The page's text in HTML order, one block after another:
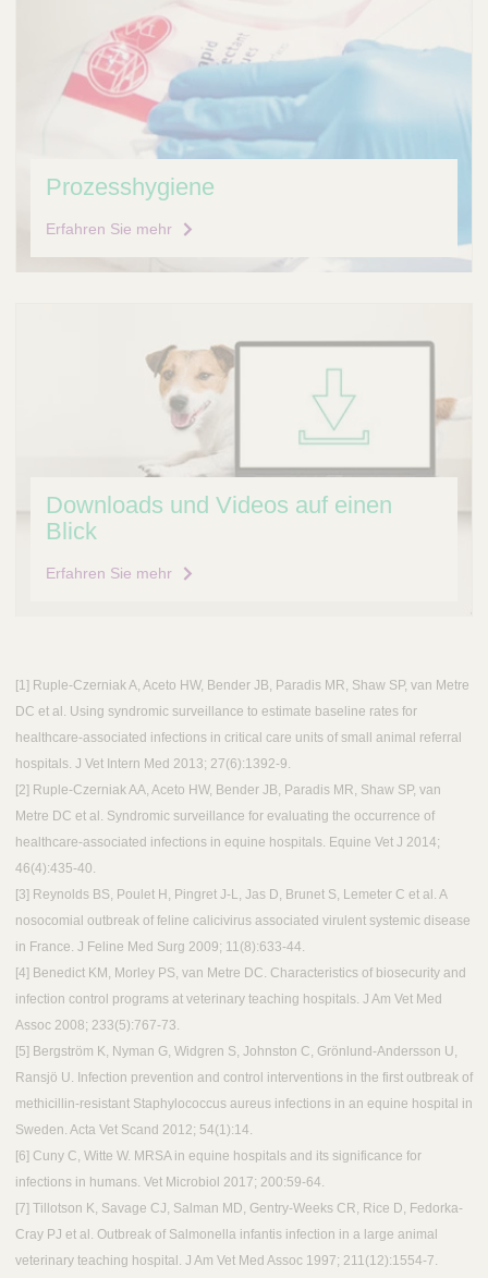
Prozesshygiene
Erfahren Sie mehr
Downloads und Videos auf einen
Blick
Erfahren Sie mehr
​[1] Ruple-Czerniak A, Aceto HW, Bender JB, Paradis MR, Shaw SP, van Metre
DC et al. Using syndromic surveillance to estimate baseline rates for
healthcare-associated infections in critical care units of small animal referral
hospitals. J Vet Intern Med 2013; 27(6):1392-9.
[​2] Ruple-Czerniak AA, Aceto HW, Bender JB, Paradis MR, Shaw SP, van
Metre DC et al. Syndromic surveillance for evaluating the occurrence of
healthcare-associated infections in equine hospitals. Equine Vet J 2014;
46(4):435-40.
[​3] Reynolds BS, Poulet H, Pingret J-L, Jas D, Brunet S, Lemeter C et al. A
nosocomial outbreak of feline calicivirus associated virulent systemic disease
in France. J Feline Med Surg 2009; 11(8):633-44.
[​4] Benedict KM, Morley PS, van Metre DC. Characteristics of biosecurity and
infection control programs at veterinary teaching hospitals. J Am Vet Med
Assoc 2008; 233(5):767-73.
[​5] Bergström K, Nyman G, Widgren S, Johnston C, Grönlund-Andersson U,
Ransjö U. Infection prevention and control interventions in the first outbreak of
methicillin-resistant Staphylococcus aureus infections in an equine hospital in
Sweden. Acta Vet Scand 2012; 54(1):14.
[​6] Cuny C, Witte W. MRSA in equine hospitals and its significance for
infections in humans. Vet Microbiol 2017; 200:59-64.
[​7] Tillotson K, Savage CJ, Salman MD, Gentry-Weeks CR, Rice D, Fedorka-
Cray PJ et al. Outbreak of Salmonella infantis infection in a large animal
veterinary teaching hospital. J Am Vet Med Assoc 1997; 211(12):1554-7.